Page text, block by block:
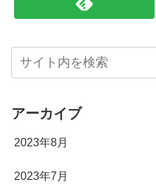
アーカイブ
2023年8月
2023年7月